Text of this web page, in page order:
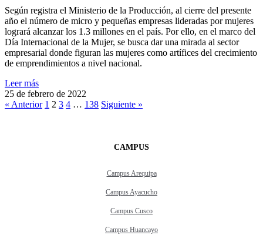
Según registra el Ministerio de la Producción, al cierre del presente
año el número de micro y pequeñas empresas lideradas por mujeres
logrará alcanzar los 1.3 millones en el país. Por ello, en el marco del
Día Internacional de la Mujer, se busca dar una mirada al sector
empresarial donde figuran las mujeres como artífices del crecimiento
de emprendimientos a nivel nacional.
Leer más
25 de febrero de 2022
« Anterior 1 2 3 4 … 138 Siguiente »
CAMPUS
Campus Arequipa
Campus Ayacucho
Campus Cusco
Campus Huancayo